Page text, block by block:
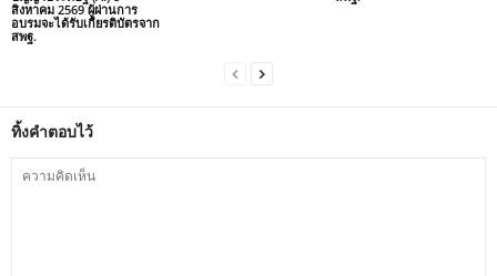
สิงหาคม 2569 ผู้ผ่านการ
อบรมจะได้รับเกียรติบัตรจาก
สพฐ.
ทิ้งคำตอบไว้